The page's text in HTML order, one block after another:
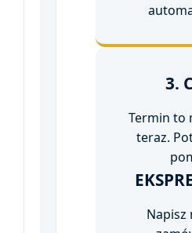
3.
Termin to
teraz.
Napisz